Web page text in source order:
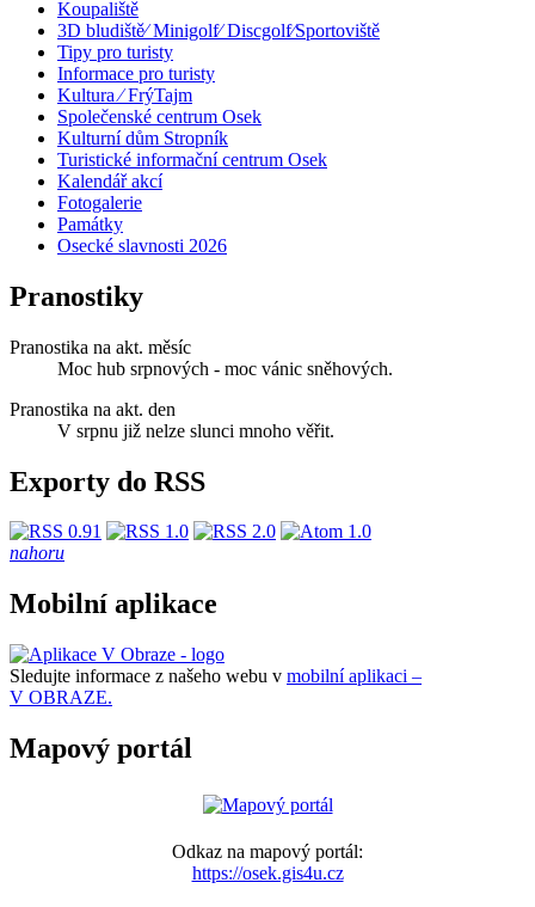
Koupaliště
3D bludiště⁄ Minigolf⁄ Discgolf⁄Sportoviště
Tipy pro turisty
Informace pro turisty
Kultura ⁄ FrýTajm
Společenské centrum Osek
Kulturní dům Stropník
Turistické informační centrum Osek
Kalendář akcí
Fotogalerie
Památky
Osecké slavnosti 2026
Pranostiky
Pranostika na akt. měsíc
Moc hub srpnových - moc vánic sněhových.
Pranostika na akt. den
V srpnu již nelze slunci mnoho věřit.
Exporty do RSS
nahoru
Mobilní aplikace
Sledujte informace z našeho webu v mobilní aplikaci –
V OBRAZE.
Mapový portál
Odkaz na mapový portál:
https://osek.gis4u.cz